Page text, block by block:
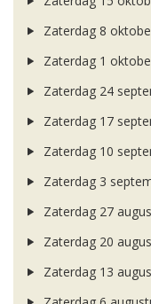
Zaterdag 8
Zaterdag 1
Zaterdag 24
Zaterdag 17
Zaterdag 10
Zaterdag 3
Zaterdag 27
Zaterdag 20
Zaterdag 13